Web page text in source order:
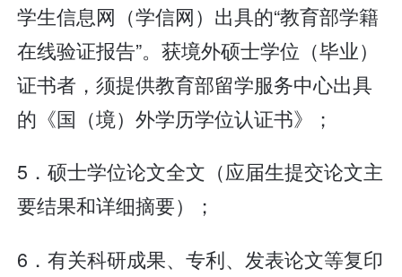
学生信息网（学信网）出具的“教育部学籍
在线验证报告”。获境外硕士学位（毕业）
证书者，须提供教育部留学服务中心出具
的《国（境）外学历学位认证书》；
5．硕士学位论文全文（应届生提交论文主
要结果和详细摘要）；
6．有关科研成果、专利、发表论文等复印